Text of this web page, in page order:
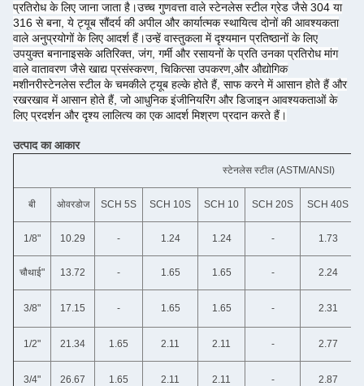
प्रतिरोध के लिए जाना जाता है।उच्च गुणवत्ता वाले स्टेनलेस स्टील ग्रेड जैसे 304 या
316 से बना, ये ट्यूब सौंदर्य की अपील और कार्यात्मक स्थायित्व दोनों की आवश्यकता
वाले अनुप्रयोगों के लिए आदर्श हैं।उन्हें वास्तुकला में दृश्यमान प्रतिष्ठानों के लिए
उपयुक्त बनानाइसके अतिरिक्त, जंग, गर्मी और रसायनों के प्रति उनका प्रतिरोध मांग
वाले वातावरण जैसे खाद्य प्रसंस्करण, चिकित्सा उपकरण,और औद्योगिक
मशीनरीस्टेनलेस स्टील के चमकीले ट्यूब हल्के होते हैं, साफ करने में आसान होते हैं और
रखरखाव में आसान होते हैं, जो आधुनिक इंजीनियरिंग और डिजाइन आवश्यकताओं के
लिए प्रदर्शन और दृश्य लालित्य का एक आदर्श मिश्रण प्रदान करते हैं।
उत्पाद का आकार
स्टेनलेस स्टील (ASTM/ANSI)
बी ओवरडोज SCH 5S SCH 10S SCH 10 SCH 20S SCH 40S
1/8" 10.29 - 1.24 1.24 - 1.73
चौथाई" 13.72 - 1.65 1.65 - 2.24
3/8" 17.15 - 1.65 1.65 - 2.31
1/2" 21.34 1.65 2.11 2.11 - 2.77
3/4" 26.67 1.65 2.11 2.11 - 2.87